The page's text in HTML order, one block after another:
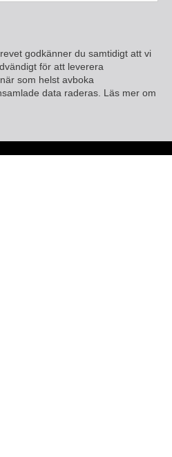
godkänner du samtidigt att vi
för att leverera
som helst avboka
data raderas. Läs mer om